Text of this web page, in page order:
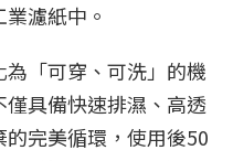
濾紙中。
「可穿、可洗」的機
具備快速排濕、高透
完美循環，使用後50